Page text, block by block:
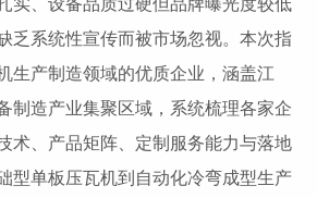
实、设备品质过硬但品牌曝光度较低
乏系统性宣传而被市场忽视。本次指
生产制造领域的优质企业，涵盖江
制造产业集聚区域，系统梳理各家企
术、产品矩阵、定制服务能力与落地
型单板压瓦机到自动化冷弯成型生产